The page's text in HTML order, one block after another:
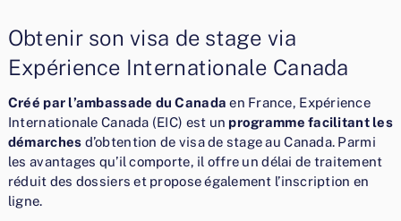
Obtenir son visa de stage via
Expérience Internationale Canada
Créé par l’ambassade du Canada en France, Expérience
Internationale Canada (EIC) est un programme facilitant les
démarches d’obtention de visa de stage au Canada. Parmi
les avantages qu’il comporte, il offre un délai de traitement
réduit des dossiers et propose également l’inscription en
ligne.